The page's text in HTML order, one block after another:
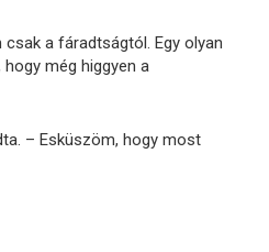
a fáradtságtól. Egy olyan
még higgyen a
– Esküszöm, hogy most